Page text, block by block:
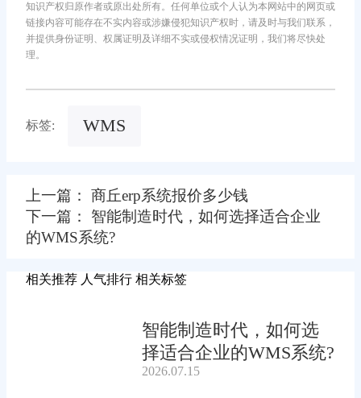
知识产权归原作者或原出处所有。任何单位或个人认为本网站中的网页或
链接内容可能存在不实内容或涉嫌侵犯知识产权时，请及时与我们联系，
并提供身份证明、权属证明及详细不实或侵权情况证明，我们将尽快处
理。
标签: WMS
上一篇： 商丘erp系统报价多少钱
下一篇： 智能制造时代，如何选择适合企业
的WMS系统?
相关推荐 人气排行 相关标签
智能制造时代，如何选
择适合企业的WMS系统?
2026.07.15